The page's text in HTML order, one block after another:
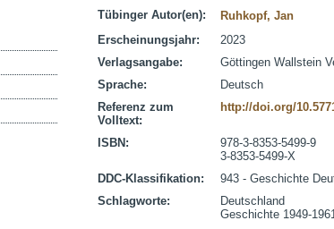
Tübinger Autor(en):
Ruhkopf, Jan
Erscheinungsjahr:
2023
Verlagsangabe:
Göttingen Wallstein
Sprache:
Deutsch
Referenz zum
Volltext:
http://doi.org/
ISBN:
978-3-8353-5499-9
3-8353-5499-X
DDC-Klassifikation:
943 - Geschichte
Schlagworte:
Deutschland
Geschichte 1949-